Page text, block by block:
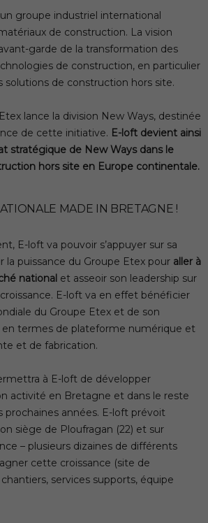
groupe industriel international
de construction. La vision
garde de la transformation des
de construction, en particulier
solutions de construction hors site.
lance la division New Ways, destinée
de cette initiative. E-loft devient ainsi
stratégique de New Ways dans le
hors site en Europe continentale.
MADE IN BRETAGNE !
E-loft va pouvoir s’appuyer sur sa
la puissance du Groupe Etex pour aller à
national et asseoir son leadership sur
E-loft va en effet bénéficier
du Groupe Etex et de son
en termes de plateforme numérique et
et de fabrication.
à E-loft de développer
activité en Bretagne et dans le reste
prochaines années. E-loft prévoit
siège de Ploufragan (22) et sur
– plusieurs dizaines de différents
cette croissance (site de
services supports, équipe